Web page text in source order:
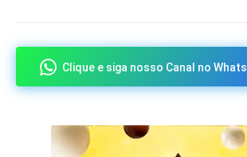
Clique e siga nosso Canal no Whats